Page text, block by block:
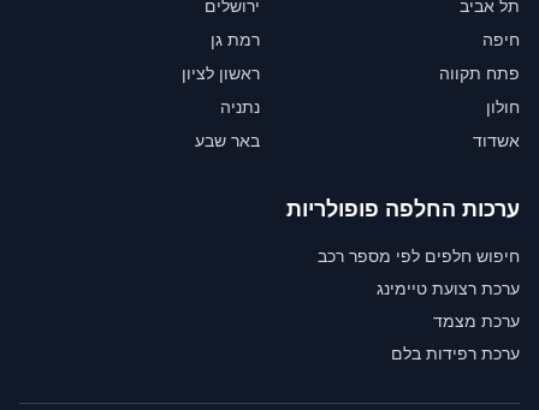
תל אביב
ירושלים
חיפה
רמת גן
פתח תקווה
ראשון לציון
חולון
נתניה
אשדוד
באר שבע
ערכות החלפה פופולריות
חיפוש חלפים לפי מספר רכב
ערכת רצועת טיימינג
ערכת מצמד
ערכת רפידות בלם